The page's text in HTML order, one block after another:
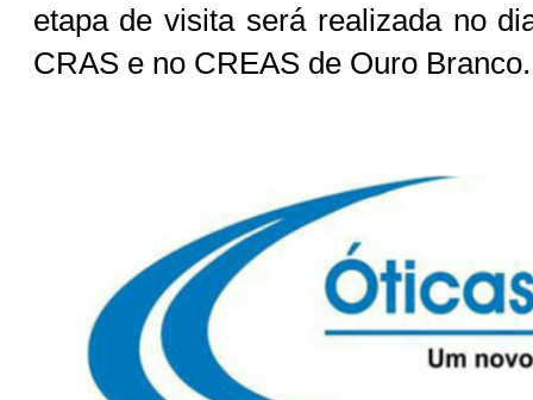
etapa de visita será realizada no
CRAS e no CREAS de Ouro Branco.